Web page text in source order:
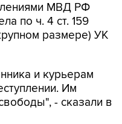
МВД РФ
по ч. 4 ст. 159
размере) УК
и курьерам
Им
- сказали в